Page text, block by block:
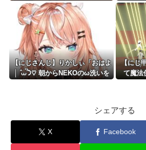
【にじさんじ】りかしぃ「おはよ
│ ̂⩊፟ ̂𐅀♡ 朝からNEKOのω洗いを
【にじ
て魔法
シェアする
X Facebook